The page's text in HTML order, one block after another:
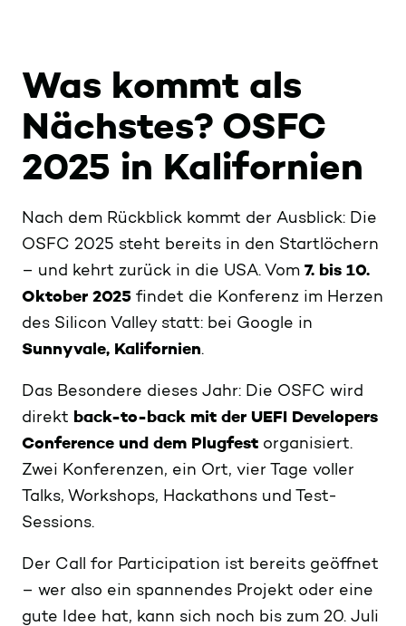
Was kommt als
Nächstes? OSFC
2025 in Kalifornien
Nach dem Rückblick kommt der Ausblick: Die
OSFC 2025 steht bereits in den Startlöchern
– und kehrt zurück in die USA. Vom 7. bis 10.
Oktober 2025 findet die Konferenz im Herzen
des Silicon Valley statt: bei Google in
Sunnyvale, Kalifornien.
Das Besondere dieses Jahr: Die OSFC wird
direkt back-to-back mit der UEFI Developers
Conference und dem Plugfest organisiert.
Zwei Konferenzen, ein Ort, vier Tage voller
Talks, Workshops, Hackathons und Test-
Sessions.
Der Call for Participation ist bereits geöffnet
– wer also ein spannendes Projekt oder eine
gute Idee hat, kann sich noch bis zum 20. Juli